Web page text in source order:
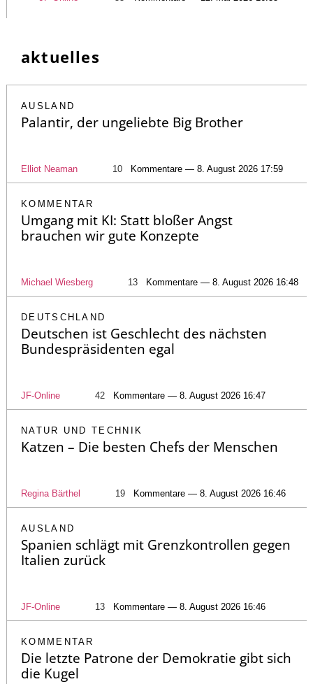
aktuelles
AUSLAND
Palantir, der ungeliebte Big Brother
Elliot Neaman 10 Kommentare — 8. August 2026 17:59
KOMMENTAR
Umgang mit KI: Statt bloßer Angst
brauchen wir gute Konzepte
Michael Wiesberg 13 Kommentare — 8. August 2026 16:48
DEUTSCHLAND
Deutschen ist Geschlecht des nächsten
Bundespräsidenten egal
JF-Online 42 Kommentare — 8. August 2026 16:47
NATUR UND TECHNIK
Katzen – Die besten Chefs der Menschen
Regina Bärthel 19 Kommentare — 8. August 2026 16:46
AUSLAND
Spanien schlägt mit Grenzkontrollen gegen
Italien zurück
JF-Online 13 Kommentare — 8. August 2026 16:46
KOMMENTAR
Die letzte Patrone der Demokratie gibt sich
die Kugel